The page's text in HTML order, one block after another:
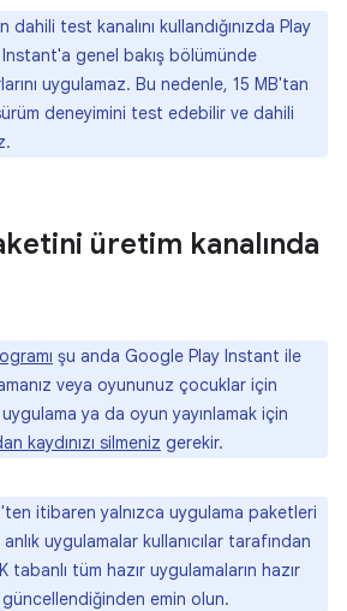
dahili test kanalını kullandığınızda Play
genel bakış bölümünde
uygulamaz. Bu nedenle, 15 MB'tan
deneyimini test edebilir ve dahili
üretim kanalında
şu anda Google Play Instant ile
veya oyununuz çocuklar için
uygulama ya da oyun yayınlamak için
kaydınızı silmeniz gerekir.
itibaren yalnızca uygulama paketleri
uygulamalar kullanıcılar tarafından
tabanlı tüm hazır uygulamaların hazır
emin olun.